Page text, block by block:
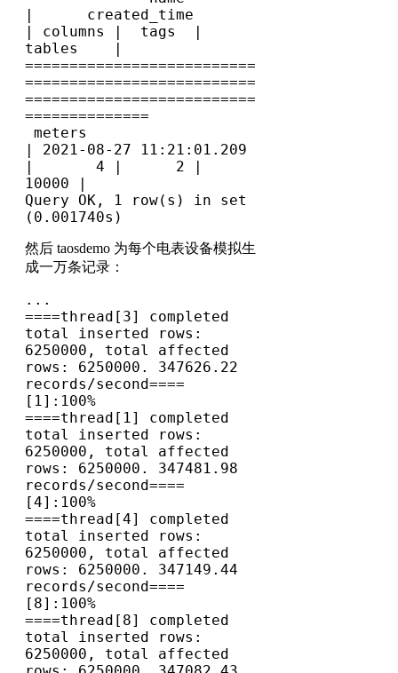
|      created_time
| columns |  tags  |
tables    |
==========================
==========================
==========================
==============
| 2021-08-27 11:21:01.209
|       4 |      2 |
10000 |
Query OK, 1 row(s) in set
然后 taosdemo 为每个电表设备模拟生
成一万条记录：
...
====thread[3] completed
total inserted rows:
6250000, total affected
rows: 6250000. 347626.22
records/second====
[1]:100%
====thread[1] completed
total inserted rows:
6250000, total affected
rows: 6250000. 347481.98
records/second====
[4]:100%
====thread[4] completed
total inserted rows:
6250000, total affected
rows: 6250000. 347149.44
records/second====
[8]:100%
====thread[8] completed
total inserted rows:
6250000, total affected